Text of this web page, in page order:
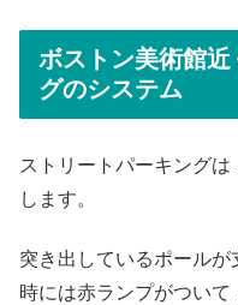
ボストン美術館
グのシステム
ストリートパーキング
します。
突き出しているポール
時には赤ランプがついて